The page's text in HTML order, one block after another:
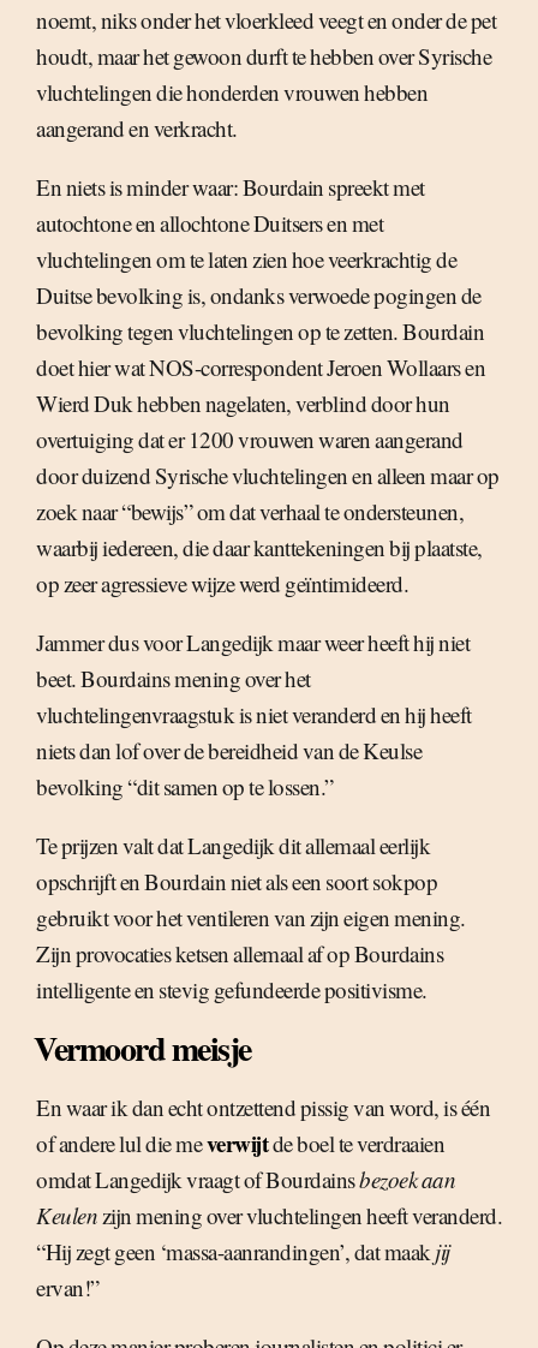
noemt, niks onder het vloerkleed veegt en onder de pet
houdt, maar het gewoon durft te hebben over Syrische
vluchtelingen die honderden vrouwen hebben
aangerand en verkracht.
En niets is minder waar: Bourdain spreekt met
autochtone en allochtone Duitsers en met
vluchtelingen om te laten zien hoe veerkrachtig de
Duitse bevolking is, ondanks verwoede pogingen de
bevolking tegen vluchtelingen op te zetten. Bourdain
doet hier wat NOS-correspondent Jeroen Wollaars en
Wierd Duk hebben nagelaten, verblind door hun
overtuiging dat er 1200 vrouwen waren aangerand
door duizend Syrische vluchtelingen en alleen maar op
zoek naar “bewijs” om dat verhaal te ondersteunen,
waarbij iedereen, die daar kanttekeningen bij plaatste,
op zeer agressieve wijze werd geïntimideerd.
Jammer dus voor Langedijk maar weer heeft hij niet
beet. Bourdains mening over het
vluchtelingenvraagstuk is niet veranderd en hij heeft
niets dan lof over de bereidheid van de Keulse
bevolking “dit samen op te lossen.”
Te prijzen valt dat Langedijk dit allemaal eerlijk
opschrijft en Bourdain niet als een soort sokpop
gebruikt voor het ventileren van zijn eigen mening.
Zijn provocaties ketsen allemaal af op Bourdains
intelligente en stevig gefundeerde positivisme.
Vermoord meisje
En waar ik dan echt ontzettend pissig van word, is één
of andere lul die meverwijtde boel te verdraaien
omdat Langedijk vraagt of Bourdainsbezoek aan
Keulenzijn mening over vluchtelingen heeft veranderd.
“Hij zegt geen ‘massa-aanrandingen’, dat maakjij
ervan!”